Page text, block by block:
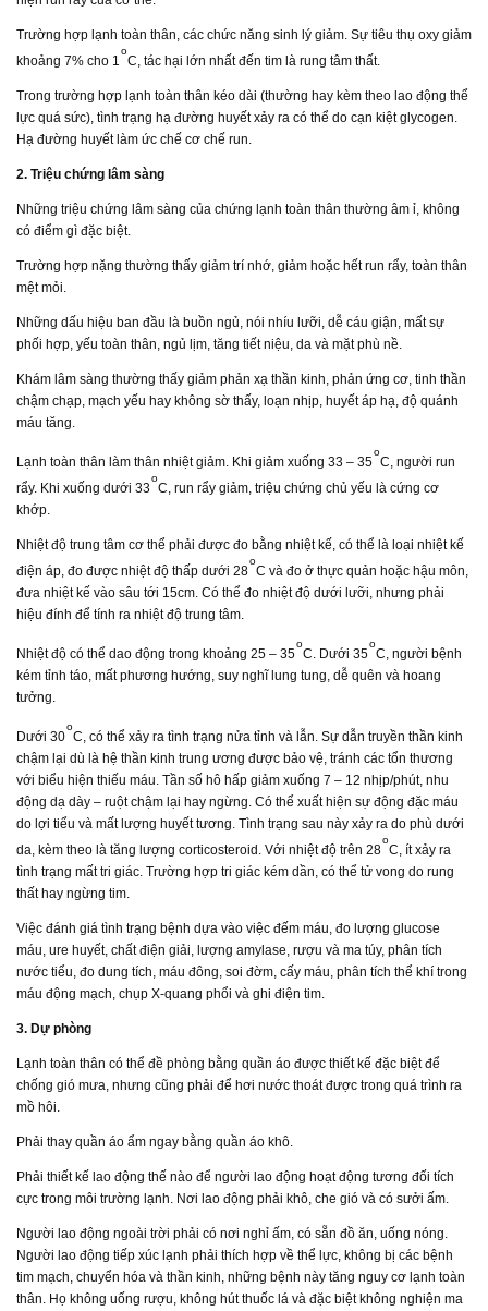
Trường hợp lạnh toàn thân, các chức năng sinh lý giảm. Sự tiêu thụ oxy giảm
khoảng 7% cho 1
o
C, tác hại lớn nhất đến tim là rung tâm thất.
Trong trường hợp lạnh toàn thân kéo dài (thường hay kèm theo lao động thể
lực quá sức), tình trạng hạ đường huyết xảy ra có thể do cạn kiệt glycogen.
Hạ đường huyết làm ức chế cơ chế run.
2. Triệu chứng lâm sàng
Những triệu chứng lâm sàng của chứng lạnh toàn thân thường âm ỉ, không
có điểm gì đặc biệt.
Trường hợp nặng thường thấy giảm trí nhớ, giảm hoặc hết run rẩy, toàn thân
mệt mỏi.
Những dấu hiệu ban đầu là buồn ngủ, nói nhíu lưỡi, dễ cáu giận, mất sự
phối hợp, yếu toàn thân, ngủ lịm, tăng tiết niệu, da và mặt phù nề.
Khám lâm sàng thường thấy giảm phản xạ thần kinh, phản ứng cơ, tinh thần
chậm chạp, mạch yếu hay không sờ thấy, loạn nhịp, huyết áp hạ, độ quánh
máu tăng.
Lạnh toàn thân làm thân nhiệt giảm. Khi giảm xuống 33 – 35
o
C, người run
rẩy. Khi xuống dưới 33
o
C, run rẩy giảm, triệu chứng chủ yếu là cứng cơ
khớp.
Nhiệt độ trung tâm cơ thể phải được đo bằng nhiệt kế, có thể là loại nhiệt kế
điện áp, đo được nhiệt độ thấp dưới 28
o
C và đo ở thực quản hoặc hậu môn,
đưa nhiệt kế vào sâu tới 15cm. Có thể đo nhiệt độ dưới lưỡi, nhưng phải
hiệu đính để tính ra nhiệt độ trung tâm.
Nhiệt độ có thể dao động trong khoảng 25 – 35
o
C. Dưới 35
o
C, người bệnh
kém tỉnh táo, mất phương hướng, suy nghĩ lung tung, dễ quên và hoang
tưởng.
Dưới 30
o
C, có thể xảy ra tình trạng nửa tỉnh và lẫn. Sự dẫn truyền thần kinh
chậm lại dù là hệ thần kinh trung ương được bảo vệ, tránh các tổn thương
với biểu hiện thiếu máu. Tần số hô hấp giảm xuống 7 – 12 nhịp/phút, nhu
động dạ dày – ruột chậm lại hay ngừng. Có thể xuất hiện sự động đặc máu
do lợi tiểu và mất lượng huyết tương. Tình trạng sau này xảy ra do phù dưới
da, kèm theo là tăng lượng corticosteroid. Với nhiệt độ trên 28
o
C, ít xảy ra
tình trạng mất tri giác. Trường hợp tri giác kém dần, có thể tử vong do rung
thất hay ngừng tim.
Việc đánh giá tình trạng bệnh dựa vào việc đếm máu, đo lượng glucose
máu, ure huyết, chất điện giải, lượng amylase, rượu và ma túy, phân tích
nước tiểu, đo dung tích, máu đông, soi đờm, cấy máu, phân tích thể khí trong
máu động mạch, chụp X-quang phổi và ghi điện tim.
3. Dự phòng
Lạnh toàn thân có thể đề phòng bằng quần áo được thiết kế đặc biệt để
chống gió mưa, nhưng cũng phải để hơi nước thoát được trong quá trình ra
mồ hôi.
Phải thay quần áo ẩm ngay bằng quần áo khô.
Phải thiết kế lao động thế nào để người lao động hoạt động tương đối tích
cực trong môi trường lạnh. Nơi lao động phải khô, che gió và có sưởi ấm.
Người lao động ngoài trời phải có nơi nghỉ ấm, có sẵn đồ ăn, uống nóng.
Người lao động tiếp xúc lạnh phải thích hợp về thể lực, không bị các bệnh
tim mạch, chuyển hóa và thần kinh, những bệnh này tăng nguy cơ lạnh toàn
thân. Họ không uống rượu, không hút thuốc lá và đặc biệt không nghiện ma